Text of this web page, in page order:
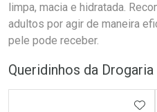
limpa, macia e hidratada.
adultos por agir de maneira
pele pode receber.
Queridinhos da Drogaria